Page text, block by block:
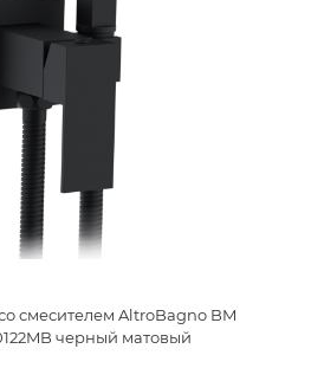
смесителем AltroBagno BM
черный матовый